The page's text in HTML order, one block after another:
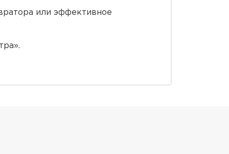
или эффективное